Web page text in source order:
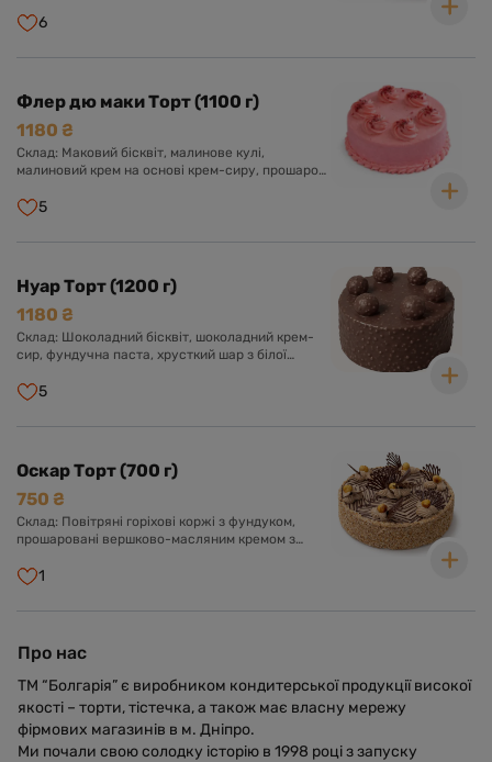
6
Флер дю маки Торт (1100 г)
1180 ₴
Склад: Маковий бісквіт, малинове кулі,
малиновий крем на основі крем-сиру, прошарок
5
Нуар Торт (1200 г)
1180 ₴
Склад: Шоколадний бісквіт, шоколадний крем-
сир, фундучна паста, хрусткий шар з білої
шоколадом і фундуком.
5
Оскар Торт (700 г)
750 ₴
Склад: Повітряні горіхові коржі з фундуком,
прошаровані вершково-масляним кремом з
Оформлений кремом, шоколадною глазур'ю та
1
Про нас
ТМ “Болгарія” є виробником кондитерської продукції високої
якості – торти, тістечка, а також має власну мережу
фірмових магазинів в м. Дніпро.
Ми почали свою солодку історію в 1998 році з запуску